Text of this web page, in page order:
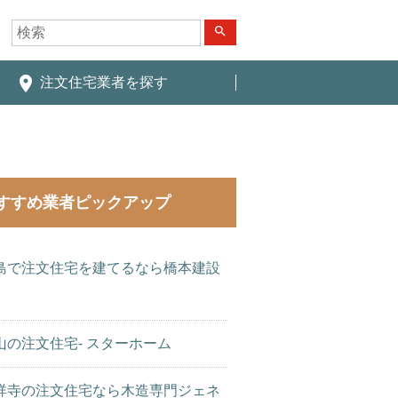
search
place 注文住宅業者を探す
すめ業者ピックアップ
で注文住宅を建てるなら橋本建設
の注文住宅- スターホーム
寺の注文住宅なら木造専門ジェネ